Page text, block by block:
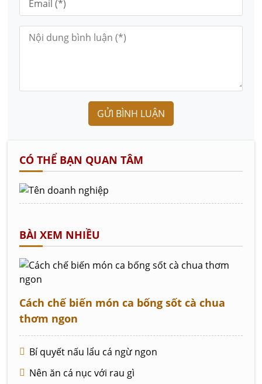
GỬI BÌNH LUẬN
CÓ THỂ BẠN QUAN TÂM
BÀI XEM NHIỀU
Cách chế biến món ca bống sốt cà chua
thơm ngon
Bí quyết nấu lẩu cá ngừ ngon
Nên ăn cá nục với rau gì